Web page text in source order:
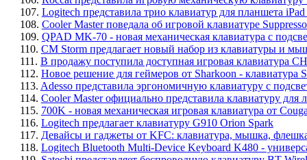
107. Logitech представила трио клавиатур для планшета
108. Cooler Master поведала об игровой клавиатуре
109. QPAD MK-70 - новая механическая клавиатура с
110. CM Storm предлагает новый набор из клавиатуры и
111. В продажу поступила доступная игровая клавиатура
112. Новое решение для геймеров от Sharkoon - клавиатура
113. Adesso представила эргономичную клавиатуру с
114. Cooler Master официально представила клавиатуру
115. 700K - новая механическая игровая клавиатура от
116. Logitech предлагает клавиатуру G910 Orion Spark
117. Девайсы и гаджеты от KFC: клавиатура, мышка,
118. Logitech Bluetooth Multi-Device Keyboard K480 -